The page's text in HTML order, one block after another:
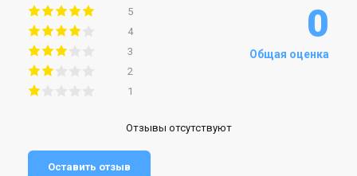
5
4
3
2
1
0
Общая оценка
Отзывы отсутствуют
Оставить отзыв